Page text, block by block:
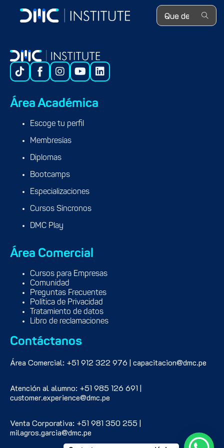
Search ...
Área Académica
Escoge tu perfil
Membresías
Diplomas
Bootcamps
Especializaciones
Cursos Síncronos
DMC Play
Área Comercial
Cursos para Empresas
Comunidad
Preguntas Frecuentes
Política de Privacidad
Tratamiento de datos
Libro de reclamaciones
Contáctanos
Área Comercial: +51 912 322 976 | capacitacion@dmc.pe
Atención al alumno: +51 985 126 691 |
customer.experience@dmc.pe
Venta Corporativa: +51 981 350 255 |
milagros.garcia@dmc.pe